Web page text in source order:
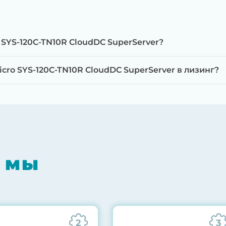
на специализированном оборудовании с
нагрузкой в течение 72 часов для проверки
120C-TN10R CloudDC SuperServer?
SYS-120C-TN10R CloudDC SuperServer в лизинг?
мы
2 3